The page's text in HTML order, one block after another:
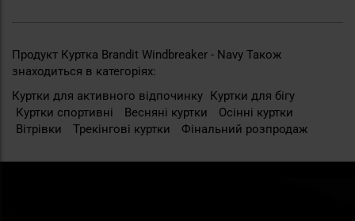
Продукт Куртка Brandit Windbreaker - Navy Також
знаходиться в категоріях:
Куртки для активного відпочинку Куртки для бігу
Куртки cпортивні
Весняні куртки
Осінні куртки
Вітрівки
Трекінгові куртки Фінальний розпродаж